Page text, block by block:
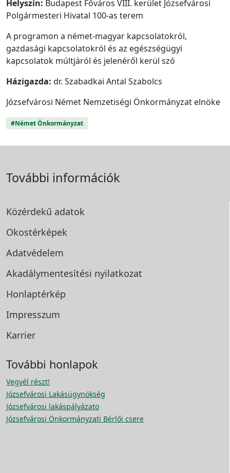
Helyszín: Budapest Főváros VIII. kerület Józsefvárosi
Polgármesteri Hivatal 100-as terem
A programon a német-magyar kapcsolatokról,
gazdasági kapcsolatokról és az egészségügyi
kapcsolatok múltjáról és jelenéről kerül szó
Házigazda: dr. Szabadkai Antal Szabolcs
Józsefvárosi Német Nemzetiségi Önkormányzat elnöke
#Német Önkormányzat
További információk
Közérdekű adatok
Okostérképek
Adatvédelem
Akadálymentesítési nyilatkozat
Honlaptérkép
Impresszum
Karrier
További honlapok
Vegyél részt!
Józsefvárosi Lakásügynökség
Józsefvárosi lakáspályázato
Józsefvárosi Önkormányzati Bérlői csere